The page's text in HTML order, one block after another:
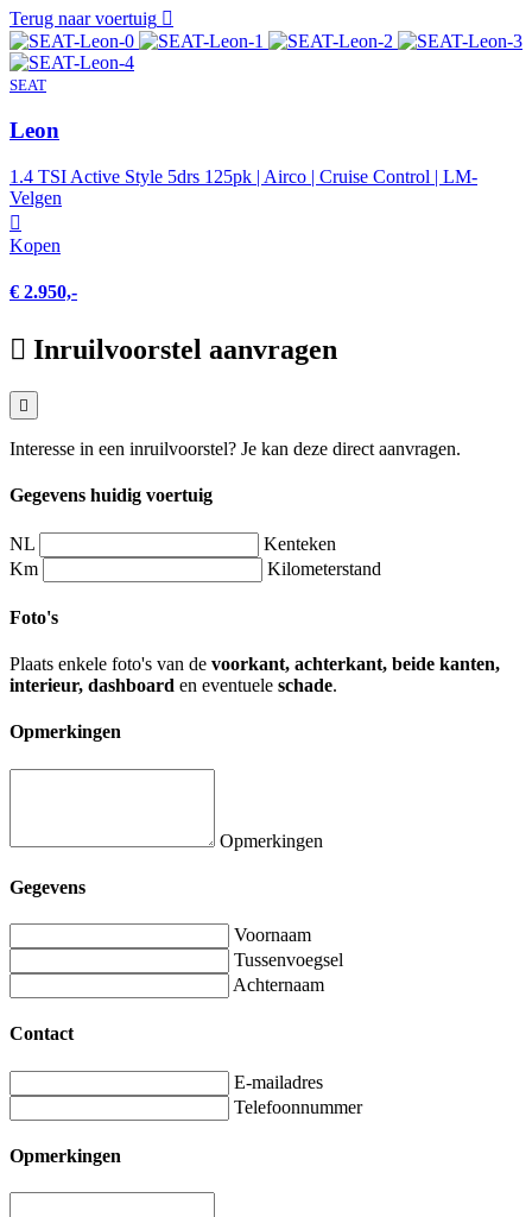
Terug naar voertuig
SEAT
Leon
1.4 TSI Active Style 5drs 125pk | Airco | Cruise Control | LM-
Velgen
Kopen
€ 2.950,-
Inruilvoorstel aanvragen
Interesse in een inruilvoorstel? Je kan deze direct aanvragen.
Gegevens huidig voertuig
NL
Kenteken
Km
Kilometerstand
Foto's
Plaats enkele foto's van de voorkant, achterkant, beide kanten,
interieur, dashboard en eventuele schade.
Opmerkingen
Opmerkingen
Gegevens
Voornaam
Tussenvoegsel
Achternaam
Contact
E-mailadres
Telefoonnummer
Opmerkingen